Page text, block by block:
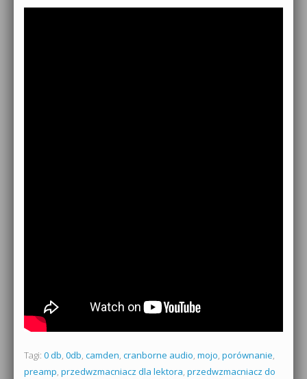
Tagi: 0 db, 0db, camden, cranborne audio, mojo, porównanie,
preamp, przedwzmacniacz dla lektora, przedwzmacniacz do